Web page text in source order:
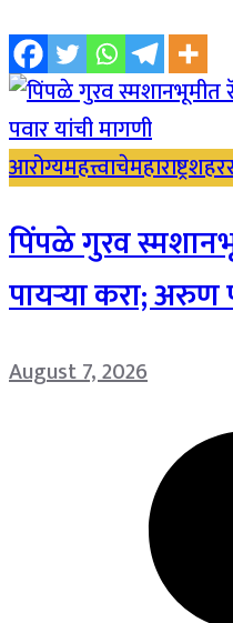
आरोग्यमहत्त्वाचेमहाराष्ट्रशहर
पिंपळे गुरव
पायऱ्या करा; अरुण
August 7, 2026